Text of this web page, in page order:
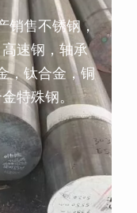
销售不锈钢，
速钢，轴承
，钛合金，铜
特殊钢。